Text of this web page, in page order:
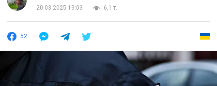
20.03.2025 19:03
6,1 т.
52